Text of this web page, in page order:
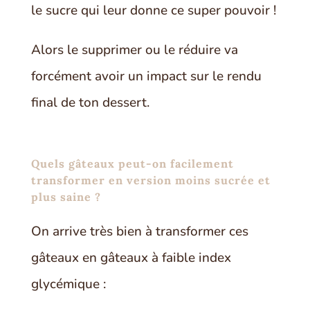
le sucre qui leur donne ce super pouvoir !
Alors le supprimer ou le réduire va
forcément avoir un impact sur le rendu
final de ton dessert.
Quels gâteaux peut-on facilement
transformer en version moins sucrée et
plus saine ?
On arrive très bien à transformer ces
gâteaux en gâteaux à faible index
glycémique :